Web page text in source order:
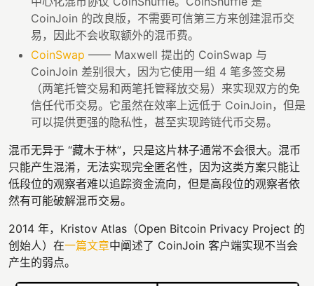
CoinJoin 的改良版，不需要可信第三方来创建混币交
易，因此不会收取额外的混币费。
CoinSwap —— Maxwell 提出的 CoinSwap 与
CoinJoin 差别很大，因为它使用一组 4 笔多签交易
（两笔托管交易和两笔托管释放交易）来实现双方的免
信任代币交易。它虽然在效率上远低于 CoinJoin，但是
可以提供更强的隐私性，甚至实现跨链代币交易。
混币无异于 “藏木于林”，只是这片林子通常不会很大。混币
只能产生混淆，无法实现完全匿名性，因为这类方案只能让
低段位的观察者难以追踪资金流向，但是高段位的观察者依
然有可能破解混币交易。
2014 年，Kristov Atlas（Open Bitcoin Privacy Project 的
创始人）在一篇文章中阐述了 CoinJoin 客户端实现不当会
产生的弱点。